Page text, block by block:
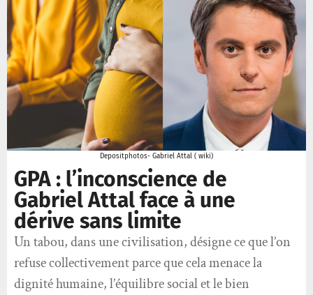
Depositphotos- Gabriel Attal ( wiki)
GPA : l’inconscience de
Gabriel Attal face à une
dérive sans limite
Un tabou, dans une civilisation, désigne ce que l’on
refuse collectivement parce que cela menace la
dignité humaine, l’équilibre social et le bien